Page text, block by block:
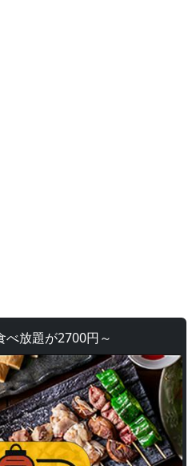
放題が2700円～